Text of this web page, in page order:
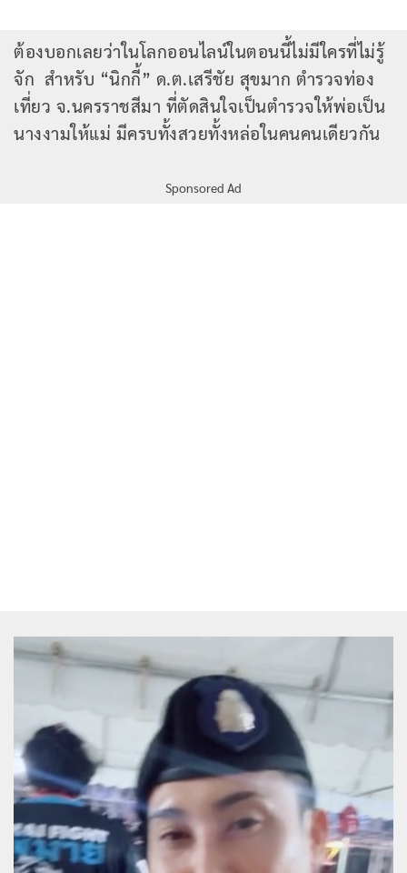
ต้องบอกเลยว่าในโลกออนไลน์ในตอนนี้ไม่มีใครที่ไม่รู้
จัก สำหรับ “นิกกี้” ด.ต.เสรีชัย สุขมาก ตำรวจท่อง
เที่ยว จ.นครราชสีมา ที่ตัดสินใจเป็นตำรวจให้พ่อเป็น
นางงามให้แม่ มีครบทั้งสวยทั้งหล่อในคนคนเดียวกัน
Sponsored Ad